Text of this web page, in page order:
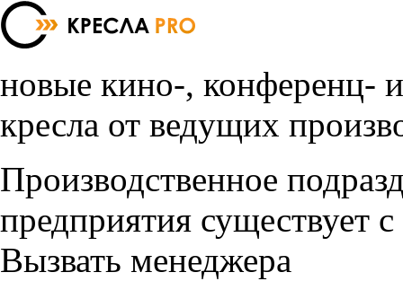
новые кино-, конференц-
кресла от ведущих
Производственное
предприятия существует
Вызвать менеджера